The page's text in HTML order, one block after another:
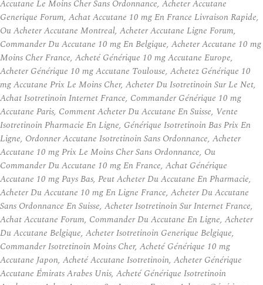
Accutane Le Moins Cher Sans Ordonnance, Acheter Accutane
Generique Forum, Achat Accutane 10 mg En France Livraison Rapide,
Ou Acheter Accutane Montreal, Acheter Accutane Ligne Forum,
Commander Du Accutane 10 mg En Belgique, Acheter Accutane 10 mg
Moins Cher France, Acheté Générique 10 mg Accutane Europe,
Acheter Générique 10 mg Accutane Toulouse, Achetez Générique 10
mg Accutane Prix Le Moins Cher, Acheter Du Isotretinoin Sur Le Net,
Achat Isotretinoin Internet France, Commander Générique 10 mg
Accutane Paris, Comment Acheter Du Accutane En Suisse, Vente
Isotretinoin Pharmacie En Ligne, Générique Isotretinoin Bas Prix En
Ligne, Ordonner Accutane Isotretinoin Sans Ordonnance, Acheter
Accutane 10 mg Prix Le Moins Cher Sans Ordonnance, Ou
Commander Du Accutane 10 mg En France, Achat Générique
Accutane 10 mg Pays Bas, Peut Acheter Du Accutane En Pharmacie,
Acheter Du Accutane 10 mg En Ligne France, Acheter Du Accutane
Sans Ordonnance En Suisse, Acheter Isotretinoin Sur Internet France,
Achat Accutane Forum, Commander Du Accutane En Ligne, Acheter
Du Accutane Belgique, Acheter Isotretinoin Generique Belgique,
Commander Isotretinoin Moins Cher, Acheté Générique 10 mg
Accutane Japon, Acheté Accutane Isotretinoin, Acheter Générique
Accutane Émirats Arabes Unis, Acheté Générique Isotretinoin